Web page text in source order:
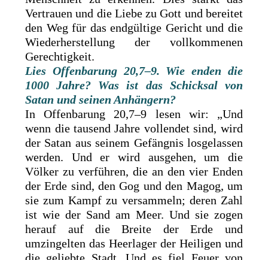
Vertrauen und die Liebe zu Gott und bereitet
den Weg für das endgültige Gericht und die
Wiederherstellung der vollkommenen
Gerechtigkeit.
Lies Offenbarung 20,7–9. Wie enden die
1000 Jahre? Was ist das Schicksal von
Satan und seinen Anhängern?
In Offenbarung 20,7–9 lesen wir: „Und
wenn die tausend Jahre vollendet sind, wird
der Satan aus seinem Gefängnis losgelassen
werden. Und er wird ausgehen, um die
Völker zu verführen, die an den vier Enden
der Erde sind, den Gog und den Magog, um
sie zum Kampf zu versammeln; deren Zahl
ist wie der Sand am Meer. Und sie zogen
herauf auf die Breite der Erde und
umzingelten das Heerlager der Heiligen und